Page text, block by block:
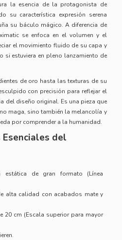
la esencia de la protagonista de
su característica expresión serena
su báculo mágico. A diferencia de
se enfoca en el volumen y el
el movimiento fluido de su capa y
si estuviera en pleno lanzamiento de
de oro hasta las texturas de su
con precisión para reflejar el
del diseño original. Es una pieza que
maga, sino también la melancolía y
por comprender a la humanidad.
Esenciales del
de gran formato (Línea
alta calidad con acabados mate y
20 cm (Escala superior para mayor